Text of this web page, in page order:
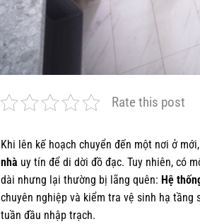
Rate this post
Khi lên kế hoạch chuyển đến một nơi ở
nhà uy tín để di dời đồ đạc. Tuy nhiên, có
dài nhưng lại thường bị lãng quên: Hệ
chuyên nghiệp và kiểm tra vệ sinh hạ tầng
tuần đầu nhập trạch.